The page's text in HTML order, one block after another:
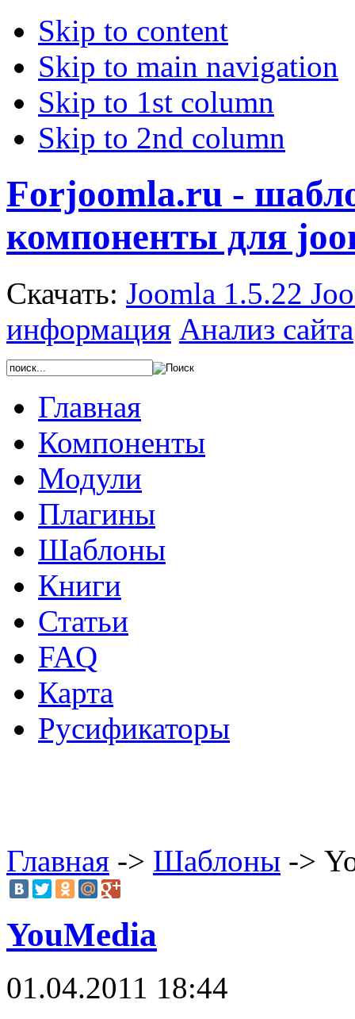
Skip to content
Skip to main navigation
Skip to 1st column
Skip to 2nd column
Forjoomla.ru -
компоненты для
Скачать: Joomla 1.5.22
информация Анализ сайта
Главная
Компоненты
Модули
Плагины
Шаблоны
Книги
Статьи
FAQ
Карта
Русификаторы
Главная -> Шаблоны ->
YouMedia
01.04.2011 18:44